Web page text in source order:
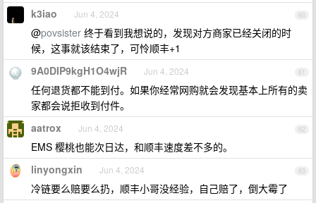
60
k3iao Jun 4, 2024
@povsister 终于看到我想说的，发现对方商家已经关闭的时
候，这事就该结束了，可怜顺丰+1
61
9A0DIP9kgH1O4wjR Jun 4, 2024
任何退货都不能到付。如果你经常网购就会发现基本上所有的卖
家都会说拒收到付件。
62
aatrox Jun 4, 2024
EMS 樱桃也能次日达，和顺丰速度差不多的。
63
linyongxin Jun 4, 2024
冷链要么赔要么扔，顺丰小哥没经验，自己赔了，倒大霉了